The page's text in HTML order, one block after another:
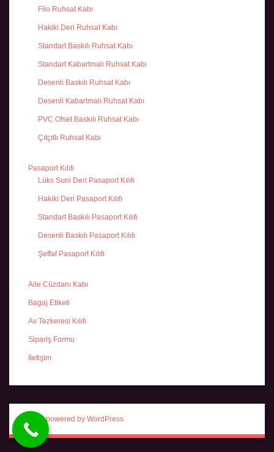
Filo Ruhsat Kabı
Hakiki Deri Ruhsat Kabı
Standart Baskılı Ruhsat Kabı
Standart Kabartmalı Ruhsat Kabı
Desenli Baskılı Ruhsat Kabı
Desenli Kabartmalı Ruhsat Kabı
PVC Ofset Baskılı Ruhsat Kabı
Çıtçıtlı Ruhsat Kabı
Pasaport Kılıfı
Lüks Suni Deri Pasaport Kılıfı
Hakiki Deri Pasaport Kılıfı
Standart Baskılı Pasaport Kılıfı
Desenli Baskılı Pasaport Kılıfı
Şeffaf Pasaport Kılıfı
Aile Cüzdanı Kabı
Bagaj Etiketi
Av Tezkeresi Kılıfı
Sipariş Formu
İletişim
Proudly powered by WordPress